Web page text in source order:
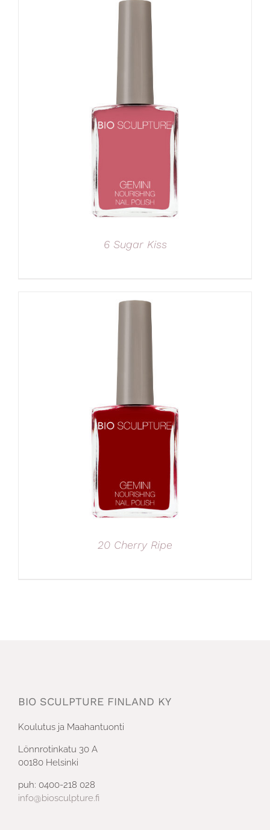
6 Sugar Kiss
20 Cherry Ripe
BIO SCULPTURE FINLAND KY
Koulutus ja Maahantuonti
Lönnrotinkatu 30 A
00180 Helsinki
puh: 0400-218 028
info@biosculpture.fi